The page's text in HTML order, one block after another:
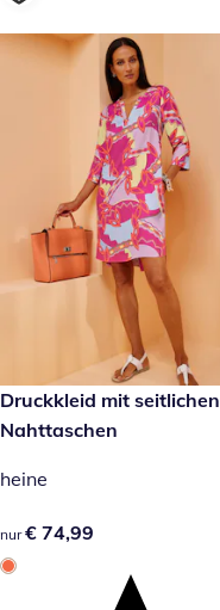
€ 74,99
Druckkleid mit seitlichen
Nahttaschen
heine
€ 74,99
nur € 74,99